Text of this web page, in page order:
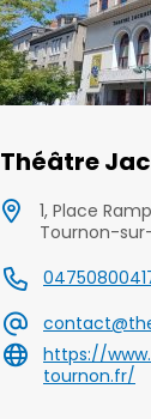
Théâtre
1, Place
Tournon-
https://
tournon.fr/